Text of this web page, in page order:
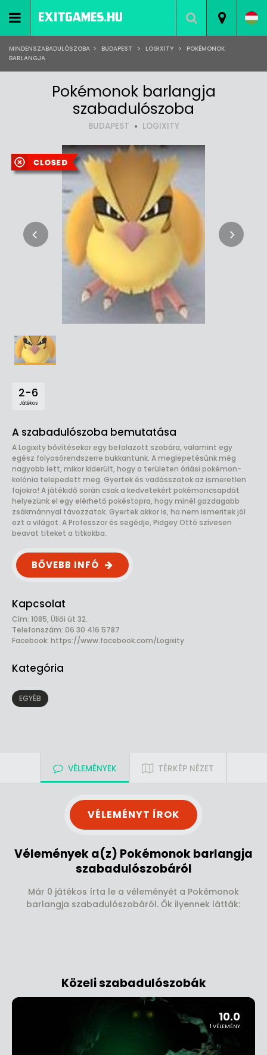
MINDENSZABADULÓSZOBA > BUDAPEST > LOGIXITY >
POKÉMONOK
BARLANGJA
Pokémonok barlangja
szabadulószoba
BUDAPEST LOGIXITY
2-6
Játékos
A szabadulószoba bemutatása
A Logixity bővítésekor egy befalazott szobára, valamint egy
egész folyosórendszerre bukkantunk. A meglepetésünk még
nagyobb lett, mikor kiderült, hogy a területen óriási pokémon-
kolónia telepedett meg. Gyertek és vadásszatok az ismeretlen
fajokra! A játékidő során csak a kedvetekért pokémoncsapdát
helyezünk el egy elérhető pokéstopra, hogy minél gazdagabb
zsákmánnyal távozzatok. Gyertek akkor is, ha nem ismeritek jól
ezt a világot. A Professzor és segédje, Pidgey Ottó szívesen
beavat titeket a titkokba.
BŐVEBB INFÓ
Kapcsolat
Cím: 1085, Üllői út 32.
Telefonszám: 06 30 416 5787
Facebook: https://www.facebook.com/Logixity
Kategória
EGYÉB
VÉLEMÉNYEK TÉRKÉP NÉZET
VÉLEMÉNYT ÍROK
Vélemények a(z) Pokémonok barlangja
szabadulószobáról
Már 0 játékos írta le a véleményét a Pokémonok
barlangja szabadulószobáról. Ők ilyennek látták:
Közeli szabadulószobák
10.0
1 VÉLEMÉNY